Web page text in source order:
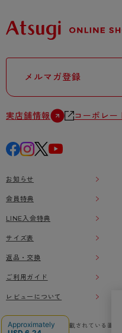
メルマガ登録
実店舗情報 コーポレー
お知らせ
会員特典
LINE入会特典
サイズ表
返品・交換
ご利用ガイド
レビューについて
本ウェブサイト上に掲載されている画